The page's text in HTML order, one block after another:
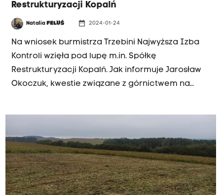
Restrukturyzacji Kopalń
Natalia FELUŚ date_range 2024-01-24
Na wniosek burmistrza Trzebini Najwyższa Izba
Kontroli wzięła pod lupę m.in. Spółkę
Restrukturyzacji Kopalń. Jak informuje Jarosław
Okoczuk, kwestie związane z górnictwem na
związku z zapadliskami